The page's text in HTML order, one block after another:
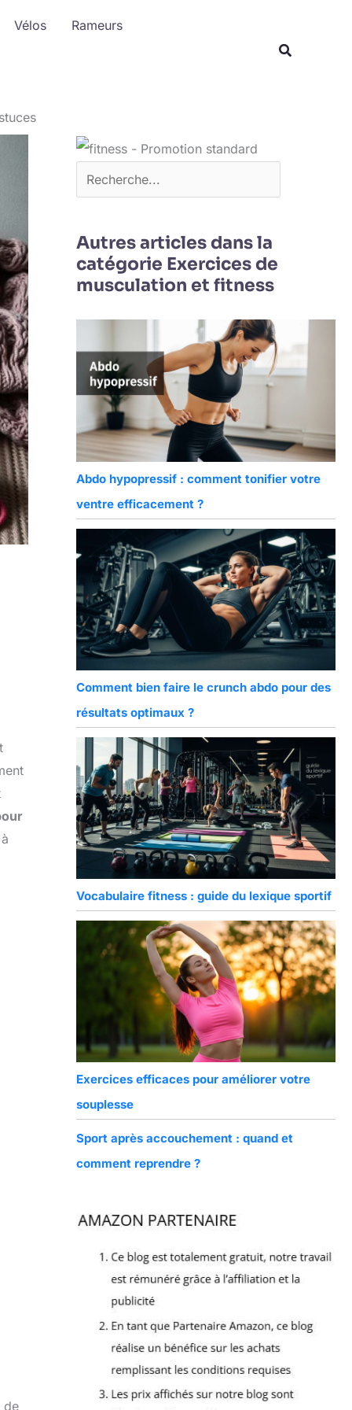
Vélos Rameurs
de
r
c
r
Autres articles dans la
catégorie Exercices de
musculation et fitness
Abdo hypopressif : comment tonifier votre
ventre efficacement ?
Comment bien faire le crunch abdo pour des
résultats optimaux ?
Vocabulaire fitness : guide du lexique sportif
Exercices efficaces pour améliorer votre
souplesse
Sport après accouchement : quand et
comment reprendre ?